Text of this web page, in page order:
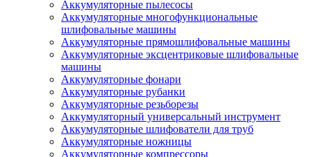
Аккумуляторные пылесосы
Аккумуляторные многофункциональные
шлифовальные машины
Аккумуляторные прямошлифовальные машины
Аккумуляторные эксцентриковые шлифовальные
машины
Аккумуляторные фонари
Аккумуляторные рубанки
Аккумуляторные резьборезы
Аккумуляторный универсальный инструмент
Аккумуляторные шлифователи для труб
Аккумуляторные ножницы
Аккумуляторные компрессоры